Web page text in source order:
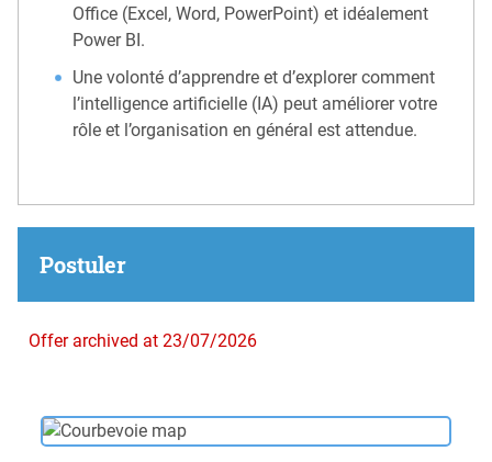
Office (Excel, Word, PowerPoint) et idéalement
Power BI.
Une volonté d’apprendre et d’explorer comment
l’intelligence artificielle (IA) peut améliorer votre
rôle et l’organisation en général est attendue.
Postuler
Offer archived at 23/07/2026